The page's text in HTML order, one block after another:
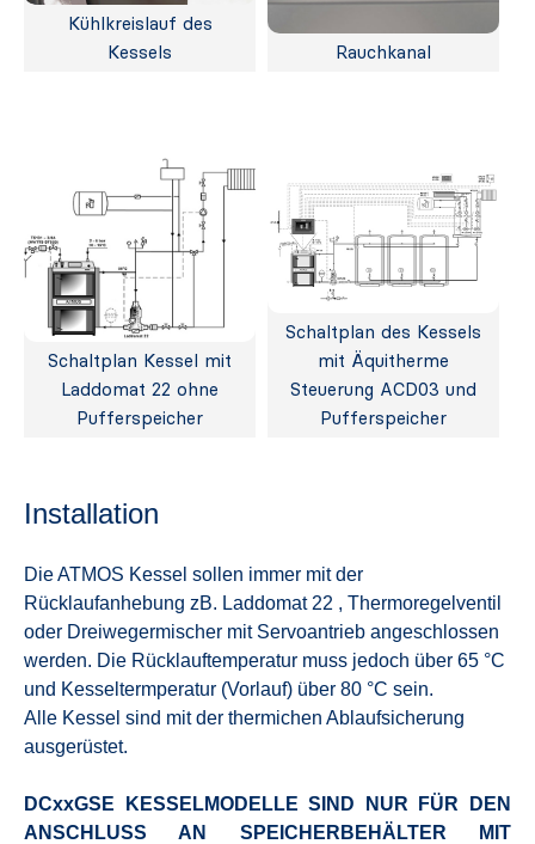
Kühlkreislauf des
Kessels
Rauchkanal
Schaltplan Kessel mit
Laddomat 22 ohne
Pufferspeicher
Schaltplan des Kessels
mit Äquitherme
Steuerung ACD03 und
Pufferspeicher
Installation
Die ATMOS Kessel sollen immer mit der
Rücklaufanhebung zB. Laddomat 22 , Thermoregelventil
oder Dreiwegermischer mit Servoantrieb angeschlossen
werden. Die Rücklauftemperatur muss jedoch über 65 °C
und Kesseltermperatur (Vorlauf) über 80 °C sein.
Alle Kessel sind mit der thermichen Ablaufsicherung
ausgerüstet.
DCxxGSE KESSELMODELLE SIND NUR FÜR DEN
ANSCHLUSS AN SPEICHERBEHÄLTER MIT